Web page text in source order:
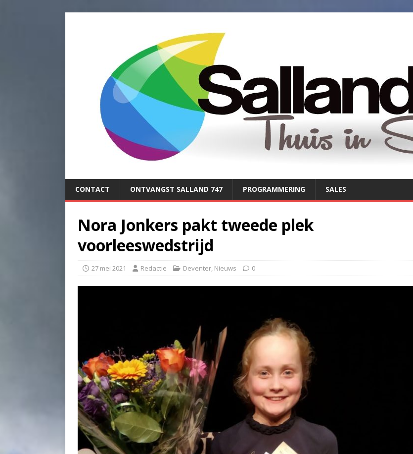
CONTACT ONTVANGST SALLAND 747 PROGRAMMERING SALES
Nora Jonkers pakt tweede plek
voorleeswedstrijd
27 mei 2021 Redactie Deventer, Nieuws 0